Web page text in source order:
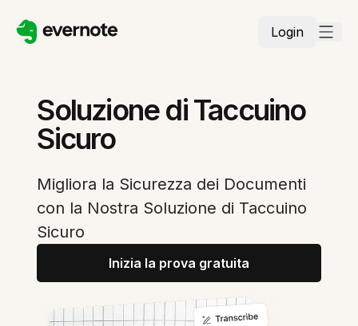
Login
Soluzione di Taccuino
Sicuro
Migliora la Sicurezza dei Documenti
con la Nostra Soluzione di Taccuino
Sicuro
Inizia la prova gratuita